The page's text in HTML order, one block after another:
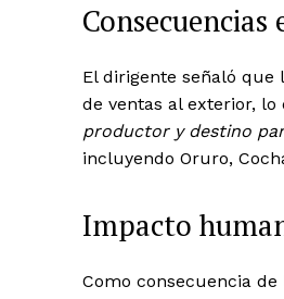
El dirigente señaló
de ventas al exterior, lo
productor y destino
incluyendo Oruro,
Impacto
Como consecuencia